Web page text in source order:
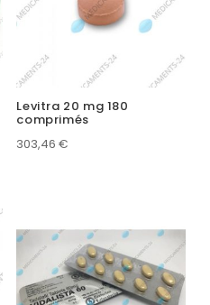
Levitra 20 mg 180
comprimés
303,46€